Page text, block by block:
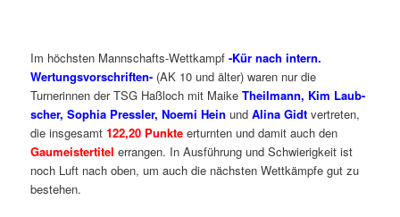
Im höchsten Mannschafts-Wettkampf-Kür nach intern.
Wertungsvorschriften- (AK 10 und älter) waren nur die
Turnerinnen der TSG Haßloch mit MaikeTheilmann, Kim Laub-
scher, Sophia Pressler, Noemi Hein undAlina Gidt vertreten,
die insgesamt122,20 Punkte erturnten und damit auch den
Gaumeistertitel errangen. In Ausführung und Schwierigkeit ist
noch Luft nach oben, um auch die nächsten Wettkämpfe gut zu
bestehen.